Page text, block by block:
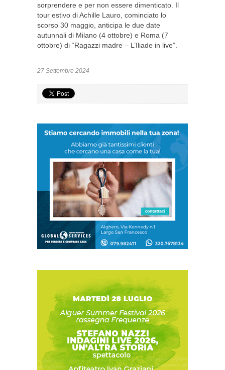
sorprendere e per non essere dimenticato. Il
tour estivo di Achille Lauro, cominciato lo
scorso 30 maggio, anticipa le due date
autunnali di Milano (4 ottobre) e Roma (7
ottobre) di “Ragazzi madre – L’Iliade in live”.
27 Settembre 2024